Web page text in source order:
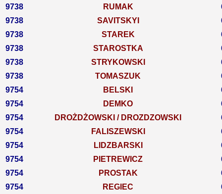
9738
RUMAK
9738
SAVITSKYI
9738
STAREK
9738
STAROSTKA
9738
STRYKOWSKI
9738
TOMASZUK
9754
BELSKI
9754
DEMKO
9754
DROŻDŻOWSKI / DROZDZOWSKI
9754
FALISZEWSKI
9754
LIDZBARSKI
9754
PIETREWICZ
9754
PROSTAK
9754
REGIEC